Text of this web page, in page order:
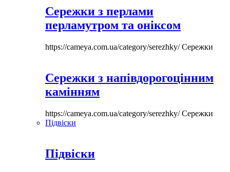
Сережки з перлами
перламутром та оніксом
https://cameya.com.ua/category/serezhky/Сережки
Сережки з напівдорогоцінним
камінням
https://cameya.com.ua/category/serezhky/Сережки
Підвіски
Підвіски